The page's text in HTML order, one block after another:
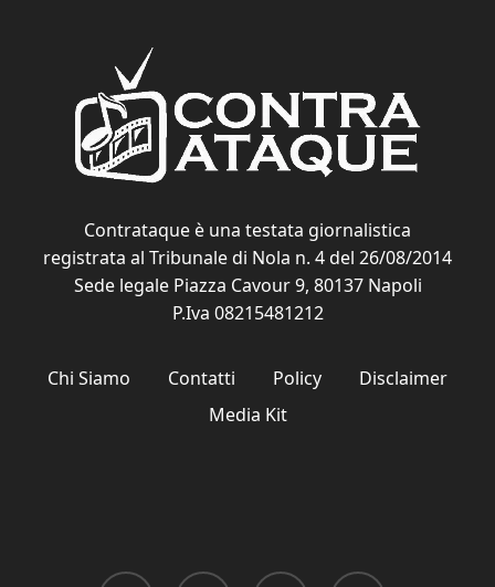
Contrataque è una testata giornalistica
registrata al Tribunale di Nola n. 4 del 26/08/2014
Sede legale Piazza Cavour 9, 80137 Napoli
P.Iva 08215481212
Chi Siamo Contatti Policy
Disclaimer
Media Kit
x- facebook youtube instagram